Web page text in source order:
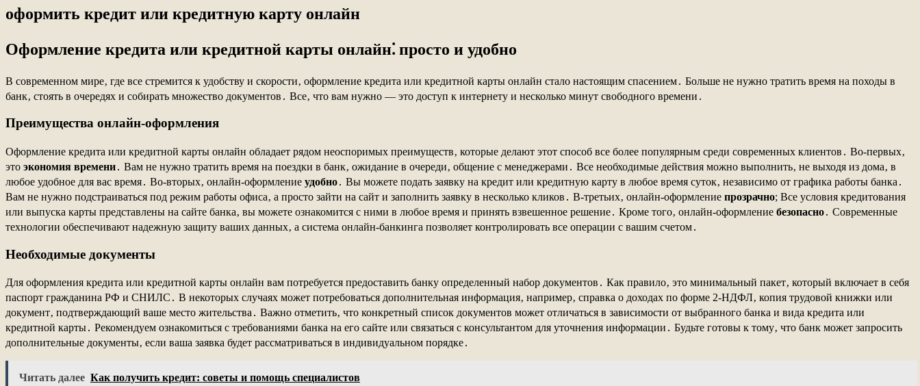
оформить кредит или кредитную карту онлайн
Оформление кредита или кредитной карты онлайн⁚ просто и удобно
В современном мире‚ где все стремится к удобству и скорости‚ оформление кредита или кредитной карты онлайн стало настоящим спасением․ Больше не нужно тратить время на походы в
банк‚ стоять в очередях и собирать множество документов․ Все‚ что вам нужно — это доступ к интернету и несколько минут свободного времени․
Преимущества онлайн-оформления
Оформление кредита или кредитной карты онлайн обладает рядом неоспоримых преимуществ‚ которые делают этот способ все более популярным среди современных клиентов․ Во-первых‚
это экономия времени․ Вам не нужно тратить время на поездки в банк‚ ожидание в очереди‚ общение с менеджерами․ Все необходимые действия можно выполнить‚ не выходя из дома‚ в
любое удобное для вас время․ Во-вторых‚ онлайн-оформление удобно․ Вы можете подать заявку на кредит или кредитную карту в любое время суток‚ независимо от графика работы банка․
Вам не нужно подстраиваться под режим работы офиса‚ а просто зайти на сайт и заполнить заявку в несколько кликов․ В-третьих‚ онлайн-оформление прозрачно; Все условия кредитования
или выпуска карты представлены на сайте банка‚ вы можете ознакомится с ними в любое время и принять взвешенное решение․ Кроме того‚ онлайн-оформление безопасно․ Современные
технологии обеспечивают надежную защиту ваших данных‚ а система онлайн-банкинга позволяет контролировать все операции с вашим счетом․
Необходимые документы
Для оформления кредита или кредитной карты онлайн вам потребуется предоставить банку определенный набор документов․ Как правило‚ это минимальный пакет‚ который включает в себя
паспорт гражданина РФ и СНИЛС․ В некоторых случаях может потребоваться дополнительная информация‚ например‚ справка о доходах по форме 2-НДФЛ‚ копия трудовой книжки или
документ‚ подтверждающий ваше место жительства․ Важно отметить‚ что конкретный список документов может отличаться в зависимости от выбранного банка и вида кредита или
кредитной карты․ Рекомендуем ознакомиться с требованиями банка на его сайте или связаться с консультантом для уточнения информации․ Будьте готовы к тому‚ что банк может запросить
дополнительные документы‚ если ваша заявка будет рассматриваться в индивидуальном порядке․
Читать далее Как получить кредит: советы и помощь специалистов